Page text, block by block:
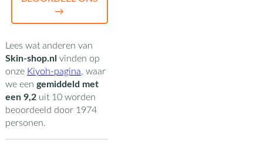
→
Lees wat anderen van
Skin-shop.nl vinden op
onze Kiyoh-pagina, waar
we een gemiddeld met
een 9,2uit 10worden
beoordeeld door 1974
personen.